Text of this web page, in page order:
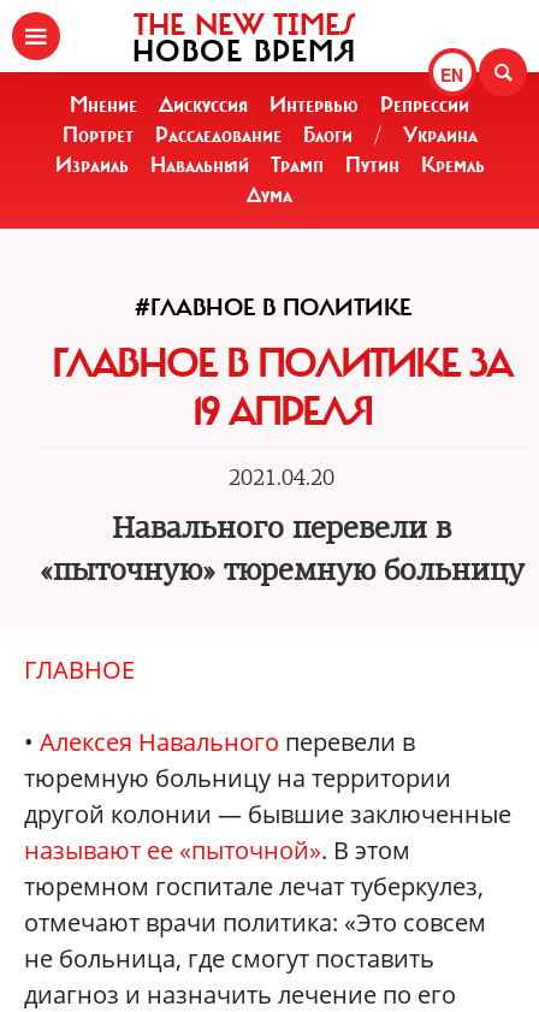
EN
THE NEW TIMES
НОВОЕ ВРЕМЯ
Мнение Дискуссия Интервью
Репрессии
Портрет
Расследование Блоги /
Украина
Израиль
Навальный Трамп Путин
Кремль
Дума
#ГЛАВНОЕ В ПОЛИТИКЕ
ГЛАВНОЕ В ПОЛИТИКЕ ЗА
19 АПРЕЛЯ
2021.04.20
Навального перевели в
«пыточную» тюремную больницу
ГЛАВНОЕ
• Алексея Навального перевели в
тюремную больницу на территории
другой колонии — бывшие заключенные
называют ее «пыточной». В этом
тюремном госпитале лечат туберкулез,
отмечают врачи политика: «Это совсем
не больница, где смогут поставить
диагноз и назначить лечение по его